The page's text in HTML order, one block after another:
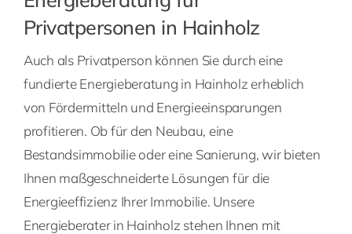
Privatpersonen in Hainholz
Auch als Privatperson können Sie durch eine
fundierte Energieberatung in Hainholz erheblich
von Fördermitteln und Energieeinsparungen
profitieren. Ob für den Neubau, eine
Bestandsimmobilie oder eine Sanierung, wir bieten
Ihnen maßgeschneiderte Lösungen für die
Energieeffizienz Ihrer Immobilie. Unsere
Energieberater in Hainholz stehen Ihnen mit